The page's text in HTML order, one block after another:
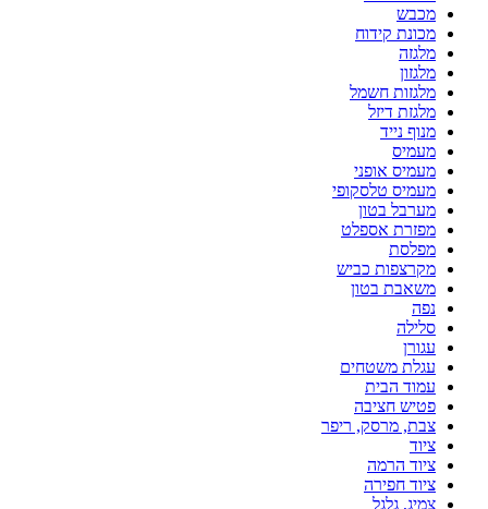
מכבש
מכונת קידוח
מלגזה
מלגזון
מלגזות חשמל
מלגזת דיזל
מנוף נייד
מעמיס
מעמיס אופני
מעמיס טלסקופי
מערבל בטון
מפזרת אספלט
מפלסת
מקרצפות כביש
משאבת בטון
נפה
סלילה
עגורן
עגלת משטחים
עמוד הבית
פטיש חציבה
צבת, מרסק, ריפר
ציוד
ציוד הרמה
ציוד חפירה
צמיג, גלגל